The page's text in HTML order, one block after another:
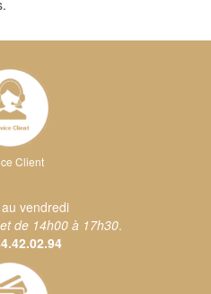
Client
vendredi
de 14h00 à 17h30.